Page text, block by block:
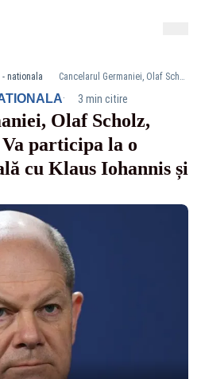
nationala Cancelarul Germaniei, Olaf Scholz, vine în România! Va participa la o reuniune trilaterală cu Klaus Iohannis și Maia Sandu
· 3 min citire
Olaf Scholz,
participa la o
cu Klaus Iohannis și